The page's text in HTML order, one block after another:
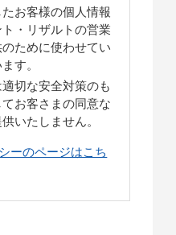
お客様の個人情報
・リザルトの営業
ために使わせてい
す。
切な安全対策のも
お客さまの同意な
いたしません。
ーのページはこち